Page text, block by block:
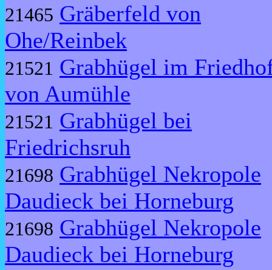
21465 Gräberfeld von
Ohe/Reinbek
21521 Grabhügel im
von Aumühle
21521 Grabhügel bei
Friedrichsruh
21698 Grabhügel Nekropole
Daudieck bei Horneburg
21698 Grabhügel Nekropole
Daudieck bei Horneburg